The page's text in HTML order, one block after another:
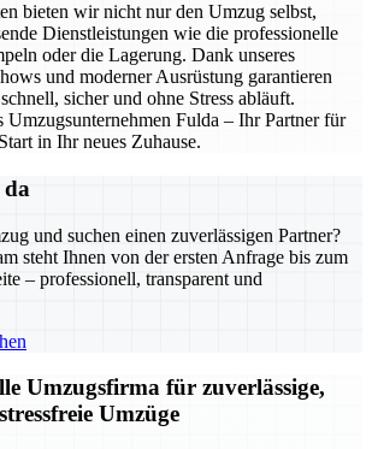
bieten wir nicht nur den Umzug selbst,
Dienstleistungen wie die professionelle
oder die Lagerung. Dank unseres
und moderner Ausrüstung garantieren
sicher und ohne Stress abläuft.
Umzugsunternehmen Fulda – Ihr Partner für
in Ihr neues Zuhause.
und suchen einen zuverlässigen Partner?
steht Ihnen von der ersten Anfrage bis zum
– professionell, transparent und
Umzugsfirma für zuverlässige,
Umzüge